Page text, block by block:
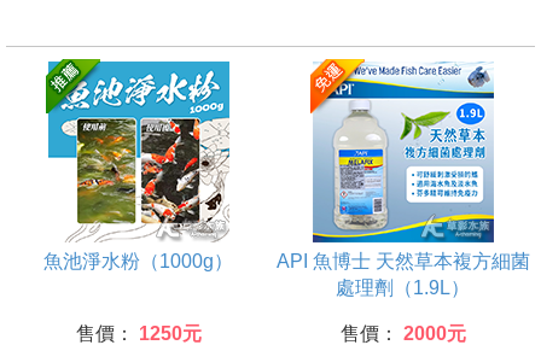
魚池淨水粉（1000g）
售價： 1250元
API 魚博士 天然草本複方細菌
處理劑（1.9L）
售價： 2000元